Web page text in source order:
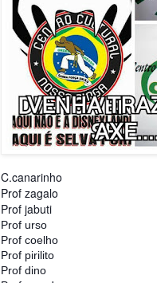
C.canarinho
Prof zagalo
Prof jabuti
Prof urso
Prof coelho
Prof pirilito
Prof dino